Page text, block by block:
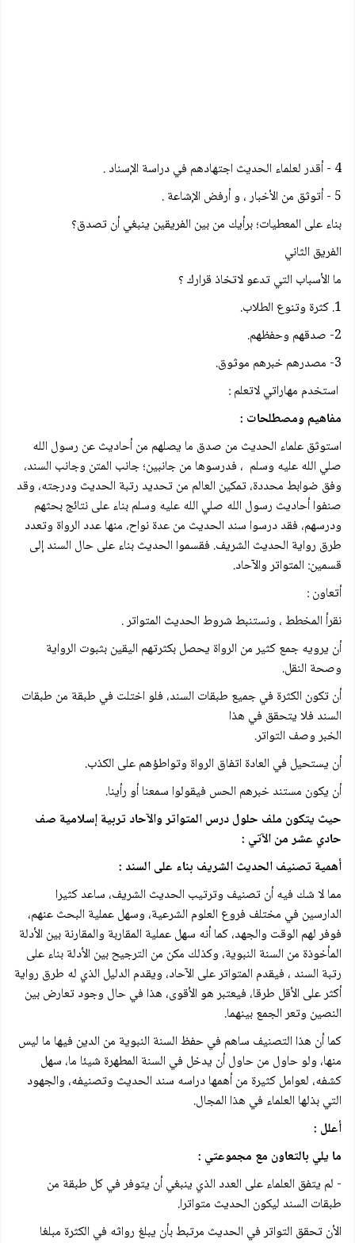
4 - أقدر لعلماء الحديث اجتهادهم في دراسة الإسناد .
5 - أتوثق من الأخبار ، و أرفض الإشاعة .
بناء على المعطيات؛ برأيك من بين الفريقين ينبغي أن تصدق؟
الفريق الثاني
ما الأسباب التي تدعو لاتخاذ قرارك ؟
1. كثرة وتنوع الطلاب.
2- صدقهم وحفظهم.
3- مصدرهم خبرهم موثوق.
استخدم مهاراتي لاتعلم :
مفاهيم ومصطلحات :
استوثق علماء الحديث من صدق ما يصلهم من أحاديث عن رسول الله
صلي الله عليه وسلم ، فدرسوها من جانبين؛ جانب المتن وجانب السند،
وفق ضوابط محددة، تمكين العالم من تحديد رتبة الحديث ودرجته، وقد
صنفوا أحاديث رسول الله صلي الله عليه وسلم بناء على نتائج بحثهم
ودرسهم، فقد درسوا سند الحديث من عدة نواح، منها عدد الرواة وتعدد
طرق رواية الحديث الشريف. فقسموا الحديث بناء على حال السند إلى
قسمين: المتواتر والآحاد.
أتعاون :
نقرأ المخطط ، ونستنبط شروط الحديث المتواتر .
أن يرويه جمع كثير من الرواة يحصل بكثرتهم اليقين بثبوت الرواية
وصحة النقل.
أن تكون الكثرة في جميع طبقات السند، فلو اختلت في طبقة من طبقات
السند فلا يتحقق في هذا
الخبر وصف التواتر.
أن يستحيل في العادة اتفاق الرواة وتواطؤهم على الكذب.
أن يكون مستند خبرهم الحس فيقولوا سمعنا أو رأينا.
حيث يتكون ملف حلول درس المتواتر والآحاد تربية إسلامية صف
حادي عشر من الآتي :
أهمية تصنيف الحديث الشريف بناء على السند :
مما لا شك فيه أن تصنیف وترتيب الحديث الشريف، ساعد كثيرا
الدارسين في مختلف فروع العلوم الشرعية، وسهل عملية البحث عنهم،
فوفر لهم الوقت والجهد، كما أنه سهل عملية المقاربة والمقارنة بين الأدلة
المأخوذة من السنة النبوية، وكذلك مكن من الترجيح بين الأدلة بناء على
رتبة السند ، فيقدم المتواتر على الآحاد، ويقدم الدليل الذي له طرق رواية
أكثر على الأقل طرقا، فيعتبر هو الأقوى، هذا في حال وجود تعارض بين
النصين وتعر الجمع بينهما.
كما أن هذا التصنيف ساهم في حفظ السنة النبوية من الدين فيها ما ليس
منها، ولو حاول من حاول أن يدخل في السنة المطهرة شيئا ما، سهل
کشفه، لعوامل كثيرة من أهمها دراسه سند الحديث وتصنيفه، والجهود
التي بذلها العلماء في هذا المجال.
أعلل :
ما يلي بالتعاون مع مجموعتي :
- لم يتفق العلماء على العدد الذي ينبغي أن يتوفر في كل طبقة من
طبقات السند ليكون الحديث متواترا.
الأن تحقق التواتر في الحديث مرتبط بأن يبلغ رواثه في الكثرة مبلغا